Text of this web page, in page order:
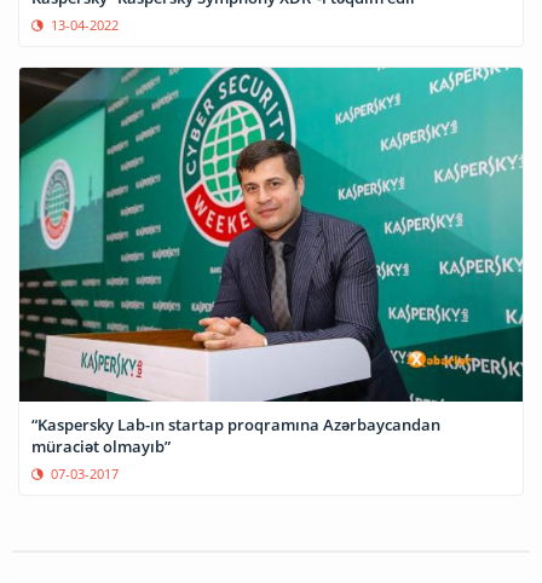
13-04-2022
“Kaspersky Lab-ın startap proqramına Azərbaycandan
müraciət olmayıb”
07-03-2017